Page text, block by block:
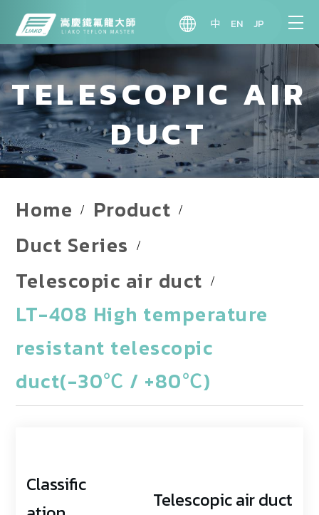
中 EN JP
TELESCOPIC AIR
DUCT
Home
Product
Duct Series
Telescopic air duct
LT-408 High temperature
resistant telescopic
duct(-30℃ / +80℃)
Classific
Telescopic air duct